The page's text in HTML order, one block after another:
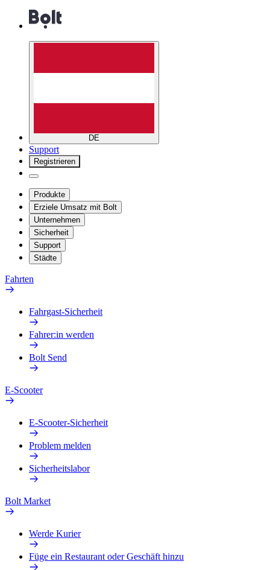
DE
Support
Registrieren
Produkte
Erziele Umsatz mit Bolt
Unternehmen
Sicherheit
Support
Städte
Fahrten
Fahrgast-Sicherheit
Fahrer:in werden
Bolt Send
E-Scooter
E-Scooter-Sicherheit
Problem melden
Sicherheitslabor
Bolt Market
Werde Kurier
Füge ein Restaurant oder Geschäft hinzu